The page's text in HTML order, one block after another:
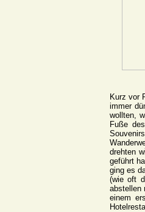
Kurz vor
immer
wollten,
Fuße
drehten
geführt
ging es
(wie oft
abstellen
einem